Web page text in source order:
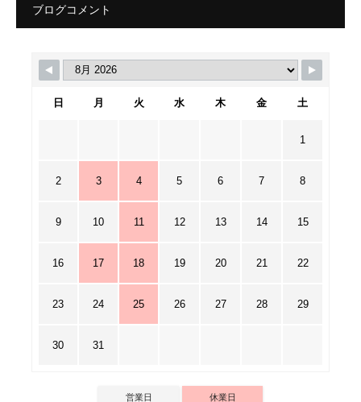
ブログコメント
日 月 火 水 木 金 土
1
2 3 4 5 6 7 8
9 10 11 12 13 14 15
16 17 18 19 20 21 22
23 24 25 26 27 28 29
30 31
営業日 休業日